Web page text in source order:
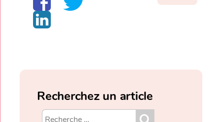
Recherchez un article